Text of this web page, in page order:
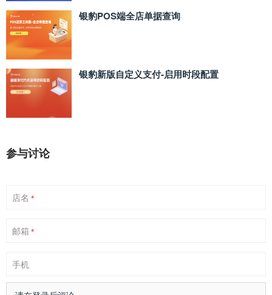
银豹POS端全店单据查询
银豹新版自定义支付‑启用时段配置
参与讨论
店名 *
邮箱 *
手机